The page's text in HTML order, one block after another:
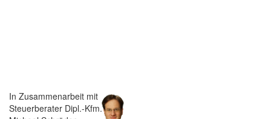
In Zusammenarbeit mit
Steuerberater Dipl.-Kfm.